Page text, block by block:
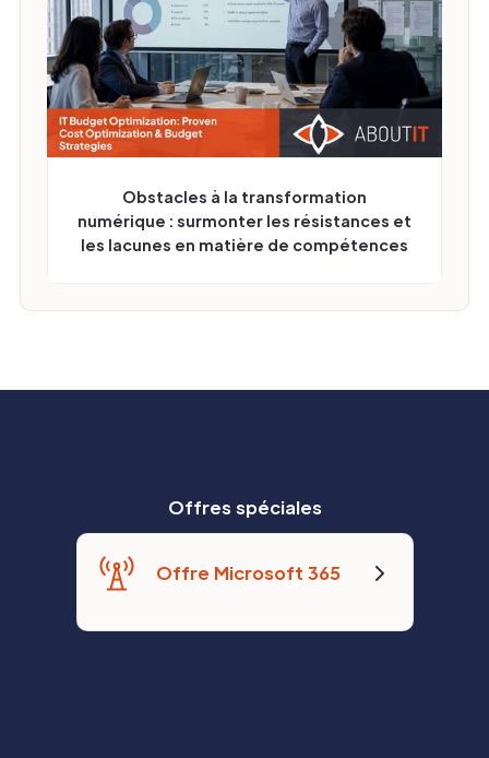
Obstacles à la transformation
numérique : surmonter les résistances et
les lacunes en matière de compétences
Offres spéciales
Offre Microsoft 365